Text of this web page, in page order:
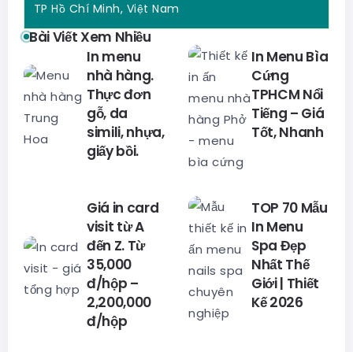
TP Hồ Chí Minh, Việt Nam
Bài Viết Xem Nhiều
In menu
nhà hàng.
Thực đơn
gỗ, da
simili, nhựa,
giấy bồi.
In Menu Bìa
Cứng
TPHCM Nổi
Tiếng – Giá
Tốt, Nhanh
Giá in card
visit từ A
đến Z. Từ
35,000
đ/hộp –
2,200,000
đ/hộp
TOP 70 Mẫu
In Menu
Spa Đẹp
Nhất Thế
Giới | Thiết
Kế 2026